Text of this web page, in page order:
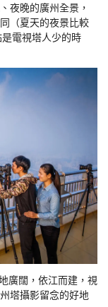
夜晚的廣州全景，
（夏天的夜景比較
電視塔人少的時
廣闊，依江而建，視
塔攝影留念的好地